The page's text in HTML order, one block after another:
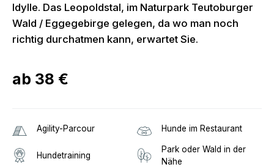
Idylle. Das Leopoldstal, im Naturpark Teutoburger
Wald / Eggegebirge gelegen, da wo man noch
richtig durchatmen kann, erwartet Sie.
ab 38 €
Agility-Parcour Hunde im Restaurant
Hundetraining
Park oder Wald in der
Nähe